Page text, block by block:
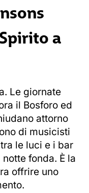
a
Le giornate
il Bosforo ed
attorno
di musicisti
le luci e i bar
fonda. È la
offrire uno